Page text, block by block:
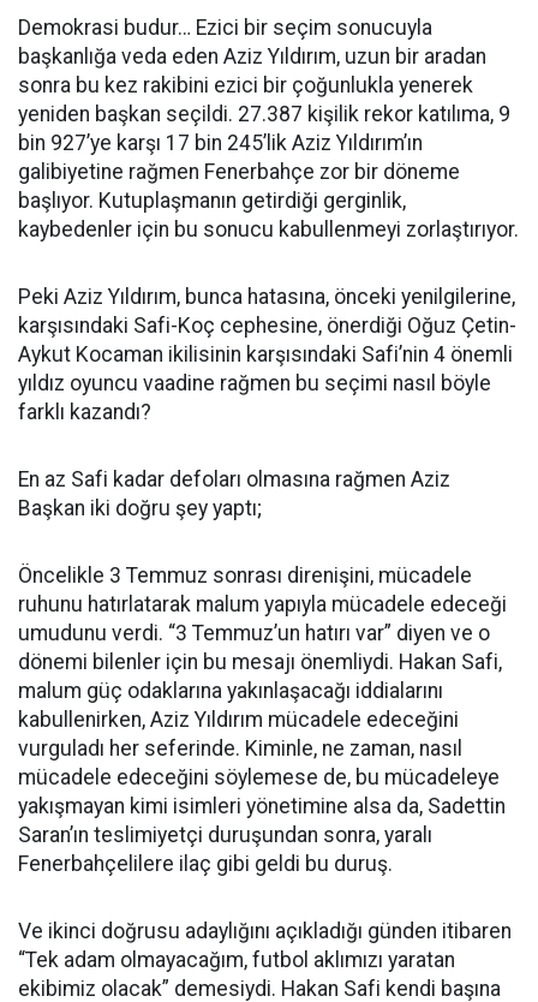
Demokrasi budur… Ezici bir seçim sonucuyla
başkanlığa veda eden Aziz Yıldırım, uzun bir aradan
sonra bu kez rakibini ezici bir çoğunlukla yenerek
yeniden başkan seçildi. 27.387 kişilik rekor katılıma, 9
bin 927’ye karşı 17 bin 245’lik Aziz Yıldırım’ın
galibiyetine rağmen Fenerbahçe zor bir döneme
başlıyor. Kutuplaşmanın getirdiği gerginlik,
kaybedenler için bu sonucu kabullenmeyi zorlaştırıyor.
Peki Aziz Yıldırım, bunca hatasına, önceki yenilgilerine,
karşısındaki Safi-Koç cephesine, önerdiği Oğuz Çetin-
Aykut Kocaman ikilisinin karşısındaki Safi’nin 4 önemli
yıldız oyuncu vaadine rağmen bu seçimi nasıl böyle
farklı kazandı?
En az Safi kadar defoları olmasına rağmen Aziz
Başkan iki doğru şey yaptı;
Öncelikle 3 Temmuz sonrası direnişini, mücadele
ruhunu hatırlatarak malum yapıyla mücadele edeceği
umudunu verdi. “3 Temmuz’un hatırı var” diyen ve o
dönemi bilenler için bu mesajı önemliydi. Hakan Safi,
malum güç odaklarına yakınlaşacağı iddialarını
kabullenirken, Aziz Yıldırım mücadele edeceğini
vurguladı her seferinde. Kiminle, ne zaman, nasıl
mücadele edeceğini söylemese de, bu mücadeleye
yakışmayan kimi isimleri yönetimine alsa da, Sadettin
Saran’ın teslimiyetçi duruşundan sonra, yaralı
Fenerbahçelilere ilaç gibi geldi bu duruş.
Ve ikinci doğrusu adaylığını açıkladığı günden itibaren
“Tek adam olmayacağım, futbol aklımızı yaratan
ekibimiz olacak” demesiydi. Hakan Safi kendi başına